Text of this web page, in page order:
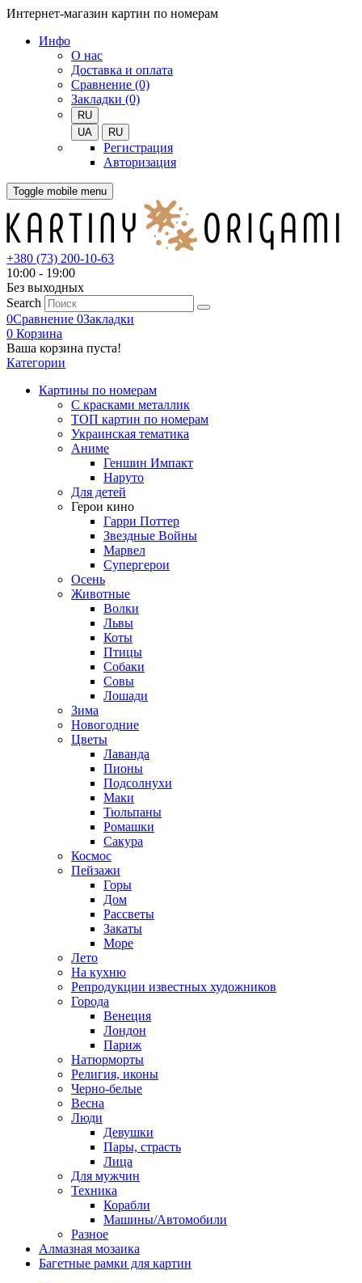
Интернет-магазин картин по номерам
Инфо
О нас
Доставка и оплата
Сравнение (0)
Закладки (0)
RU
UA
RU
Регистрация
Авторизация
Toggle mobile menu
+380 (73) 200-10-63
10:00 - 19:00
Без выходных
Search
0Сравнение 0Закладки
0 Корзина
Ваша корзина пуста!
Категории
Картины по номерам
С красками металлик
ТОП картин по номерам
Украинская тематика
Аниме
Геншин Импакт
Наруто
Для детей
Герои кино
Гарри Поттер
Звездные Войны
Марвел
Супергерои
Осень
Животные
Волки
Львы
Коты
Птицы
Собаки
Совы
Лошади
Зима
Новогодние
Цветы
Лаванда
Пионы
Подсолнухи
Маки
Тюльпаны
Ромашки
Сакура
Космос
Пейзажи
Горы
Дом
Рассветы
Закаты
Море
Лето
На кухню
Репродукции известных художников
Города
Венеция
Лондон
Париж
Натюрморты
Религия, иконы
Черно-белые
Весна
Люди
Девушки
Пары, страсть
Лица
Для мужчин
Техника
Корабли
Машины/Автомобили
Разное
Алмазная мозаика
Багетные рамки для картин